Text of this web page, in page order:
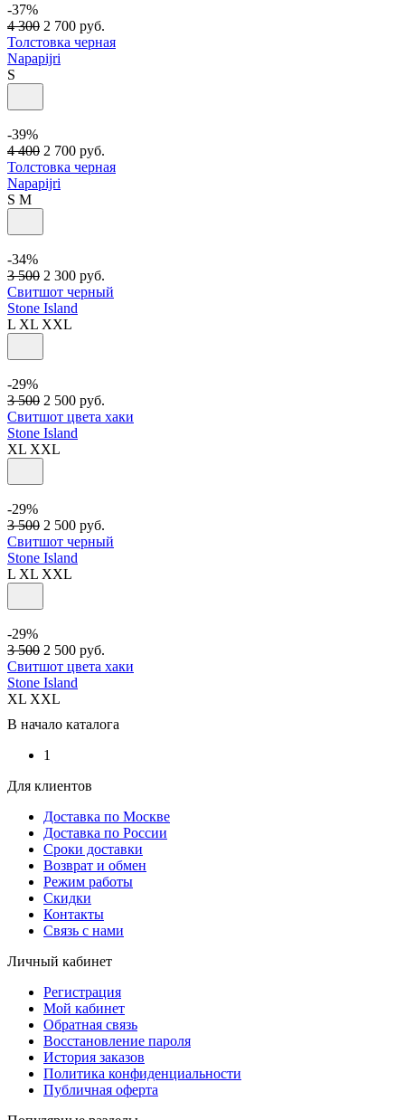
-37%
4 300 2 700 руб.
Толстовка черная
Napapijri
S
-39%
4 400 2 700 руб.
Толстовка черная
Napapijri
S M
-34%
3 500 2 300 руб.
Свитшот черный
Stone Island
L XL XXL
-29%
3 500 2 500 руб.
Свитшот цвета хаки
Stone Island
XL XXL
-29%
3 500 2 500 руб.
Свитшот черный
Stone Island
L XL XXL
-29%
3 500 2 500 руб.
Свитшот цвета хаки
Stone Island
XL XXL
В начало каталога
1
Для клиентов
Доставка по Москве
Доставка по России
Сроки доставки
Возврат и обмен
Режим работы
Скидки
Контакты
Связь с нами
Личный кабинет
Регистрация
Мой кабинет
Обратная связь
Восстановление пароля
История заказов
Политика конфиденциальности
Публичная оферта